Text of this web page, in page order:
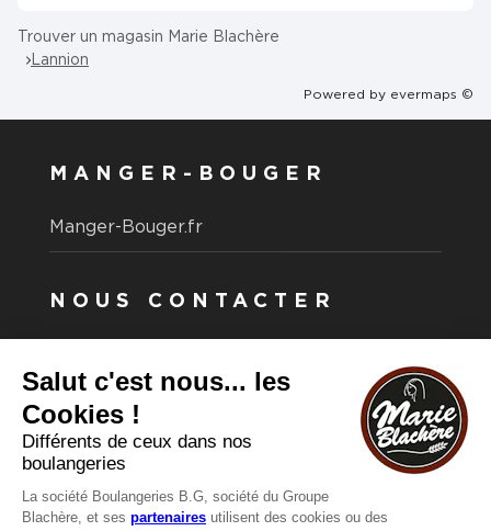
Trouver un magasin Marie Blachère
Lannion
Powered by evermaps ©
MANGER-BOUGER
Manger-Bouger.fr
NOUS CONTACTER
Vous souhaitez nous contacter ?
Consultez notre FAQ.
FAQ
Recrutement